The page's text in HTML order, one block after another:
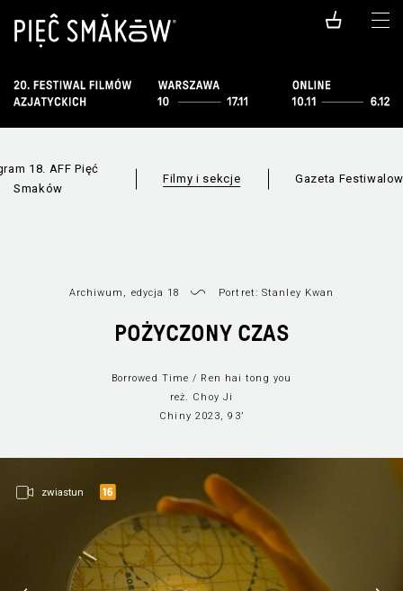
18. AFF Pięć
Smaków
Filmy i sekcje Gazeta
Archiwum, edycja 18 Portret: Stanley Kwan
POŻYCZONY CZAS
Borrowed Time / Ren hai tong you
reż. Choy Ji
Chiny 2023, 93’
zwiastun